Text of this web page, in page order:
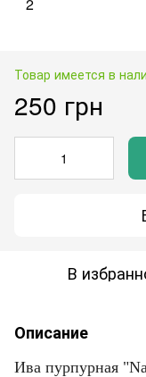
Товар имеется в
250 грн
В
Описание
Ива пурпурная